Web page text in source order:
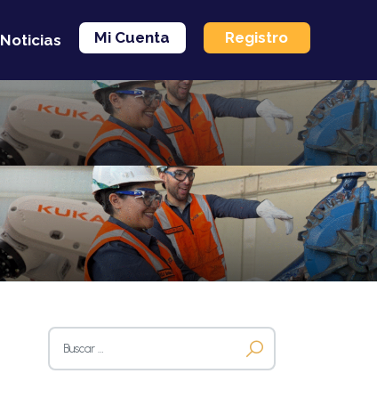
Noticias Mi Cuenta Registro
Buscar: